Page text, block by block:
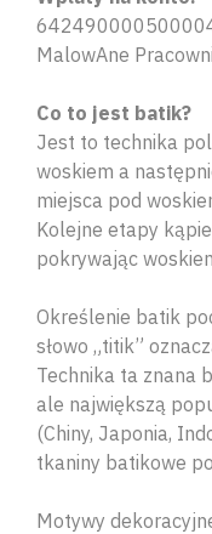
MalowAne
Co to jest batik?
Jest to technika
woskiem a
miejsca pod
Kolejne etapy
pokrywając
Określenie batik
słowo „titik”
Technika ta znana
ale największą
(Chiny, Japonia,
tkaniny batikowe
Motywy